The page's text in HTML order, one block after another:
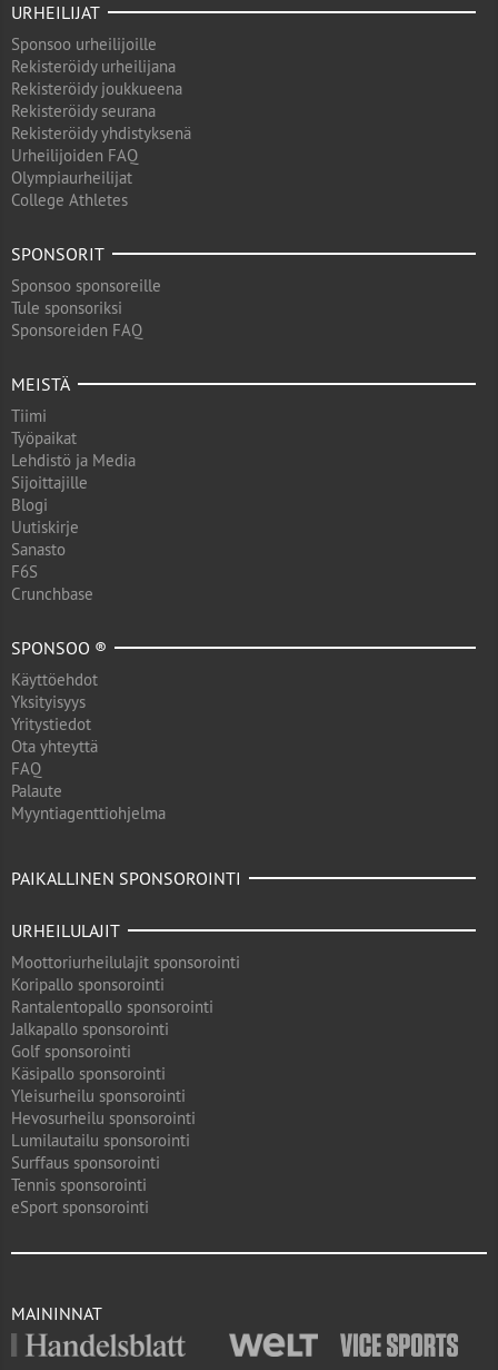
URHEILIJAT
Sponsoo urheilijoille
Rekisteröidy urheilijana
Rekisteröidy joukkueena
Rekisteröidy seurana
Rekisteröidy yhdistyksenä
Urheilijoiden FAQ
Olympiaurheilijat
College Athletes
SPONSORIT
Sponsoo sponsoreille
Tule sponsoriksi
Sponsoreiden FAQ
MEISTÄ
Tiimi
Työpaikat
Lehdistö ja Media
Sijoittajille
Blogi
Uutiskirje
Sanasto
F6S
Crunchbase
SPONSOO ®
Käyttöehdot
Yksityisyys
Yritystiedot
Ota yhteyttä
FAQ
Palaute
Myyntiagenttiohjelma
PAIKALLINEN SPONSOROINTI
URHEILULAJIT
Moottoriurheilulajit sponsorointi
Koripallo sponsorointi
Rantalentopallo sponsorointi
Jalkapallo sponsorointi
Golf sponsorointi
Käsipallo sponsorointi
Yleisurheilu sponsorointi
Hevosurheilu sponsorointi
Lumilautailu sponsorointi
Surffaus sponsorointi
Tennis sponsorointi
eSport sponsorointi
MAININNAT